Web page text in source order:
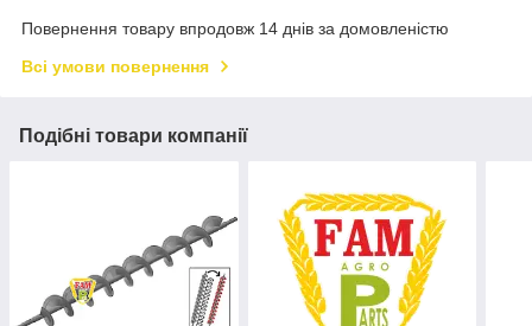
Повернення товару впродовж 14 днів за домовленістю
Всі умови повернення
Подібні товари компанії